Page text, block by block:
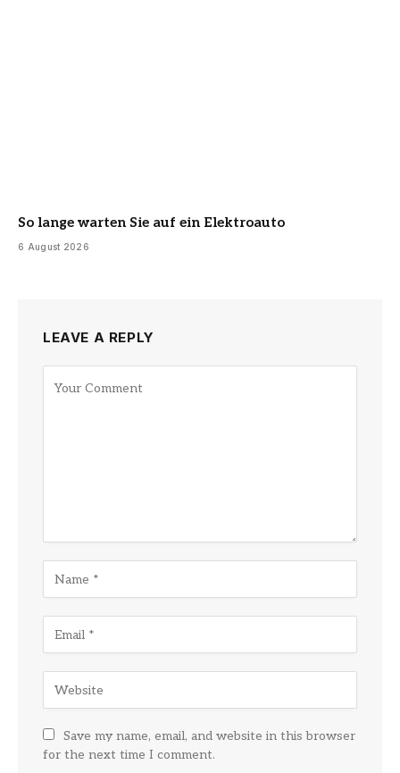
So lange warten Sie auf ein Elektroauto
6 August 2026
LEAVE A REPLY
Save my name, email, and website in this browser
for the next time I comment.